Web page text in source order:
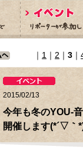
｜ 1 ｜ 2 ｜ 3 ｜
2015/02/13
今年も冬のYOU-音
開催します(*´▽｀